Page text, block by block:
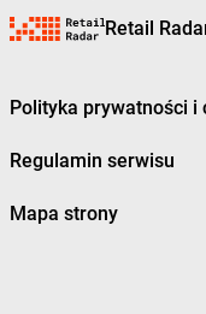
Retail
Polityka prywatności i
Regulamin serwisu
Mapa strony